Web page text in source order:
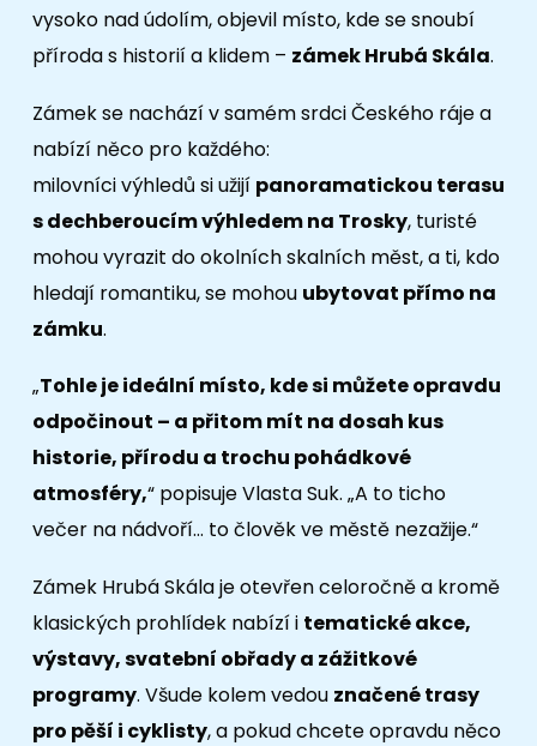
vysoko nad údolím, objevil místo, kde se snoubí
příroda s historií a klidem – zámek Hrubá Skála.
Zámek se nachází v samém srdci Českého ráje a
nabízí něco pro každého:
milovníci výhledů si užijí panoramatickou terasu
s dechberoucím výhledem na Trosky, turisté
mohou vyrazit do okolních skalních měst, a ti, kdo
hledají romantiku, se mohou ubytovat přímo na
zámku.
„Tohle je ideální místo, kde si můžete opravdu
odpočinout – a přitom mít na dosah kus
historie, přírodu a trochu pohádkové
atmosféry,“ popisuje Vlasta Suk. „A to ticho
večer na nádvoří… to člověk ve městě nezažije.“
Zámek Hrubá Skála je otevřen celoročně a kromě
klasických prohlídek nabízí i tematické akce,
výstavy, svatební obřady a zážitkové
programy. Všude kolem vedou značené trasy
pro pěší i cyklisty, a pokud chcete opravdu něco